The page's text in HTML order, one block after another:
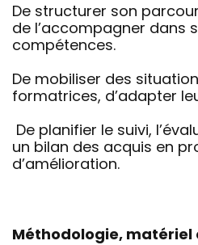
De structurer son
de l’accompagner dans
compétences.
De mobiliser des
formatrices, d’adapter
De planifier le suivi,
un bilan des acquis en
d’amélioration.
Méthodologie,